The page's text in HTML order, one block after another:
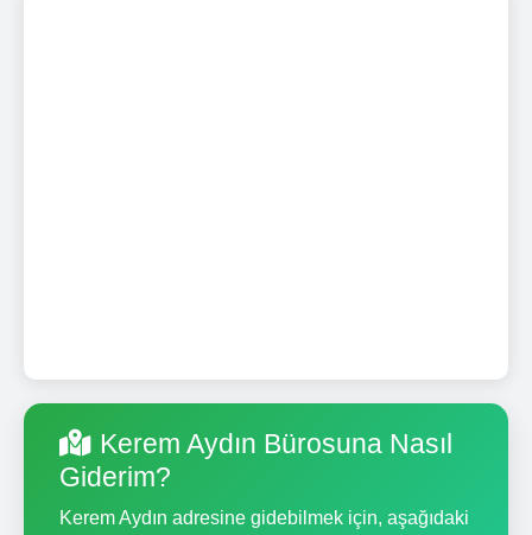
Kerem Aydın Bürosuna Nasıl
Giderim?
Kerem Aydın adresine gidebilmek için, aşağıdaki